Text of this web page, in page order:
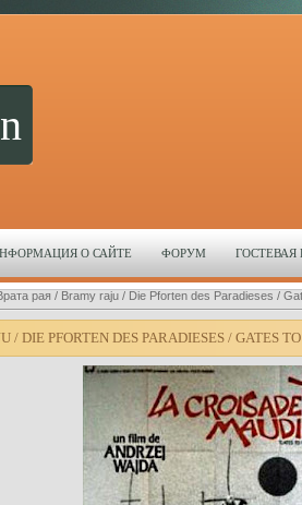
О САЙТЕ ФОРУМ ГОСТЕВАЯ
рая / Bramy raju / Die Pforten des Paradieses /
DIE PFORTEN DES PARADIESES / GATES